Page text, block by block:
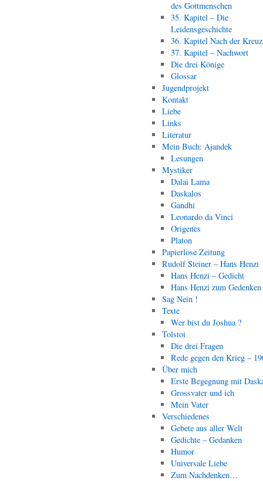
des Gottmenschen
35. Kapitel – Die
Leidensgeschichte
36. Kapitel Nach der
37. Kapitel – Nachwort
Die drei Könige
Glossar
Jugendprojekt
Kontakt
Liebe
Links
Literatur
Mein Buch: Ajandek
Lesungen
Mystiker
Dalai Lama
Daskalos
Gandhi
Leonardo da Vinci
Origenes
Platon
Papierlose Zeitung
Rudolf Steiner – Hans Henzi
Hans Henzi – Gedicht
Hans Henzi zum Gedenken
Sag Nein !
Texte
Wer bist du Joshua ?
Tolstoi
Die drei Fragen
Rede gegen den Krieg –
Über mich
Erste Begegnung mit
Grossvater und ich
Mein Vater
Verschiedenes
Gebete aus aller Welt
Gedichte – Gedanken
Humor
Universale Liebe
Zum Nachdenken…